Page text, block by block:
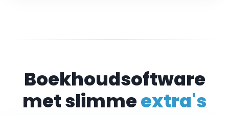
Boekhoudsoftware
met slimmeextra's